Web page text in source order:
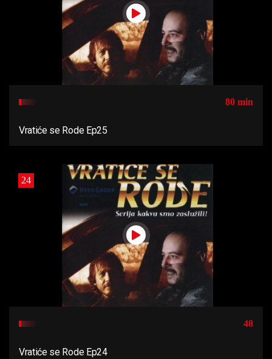
80 min
Vratiće se Rode Ep25
24
48
Vratiće se Rode Ep24